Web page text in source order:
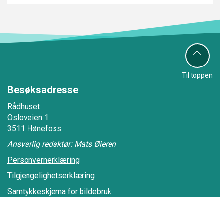
Til toppen
Besøksadresse
Rådhuset
Osloveien 1
3511 Hønefoss
Ansvarlig redaktør: Mats Øieren
Personvernerklæring
Tilgjengelighetserklæring
Samtykkeskjema for bildebruk